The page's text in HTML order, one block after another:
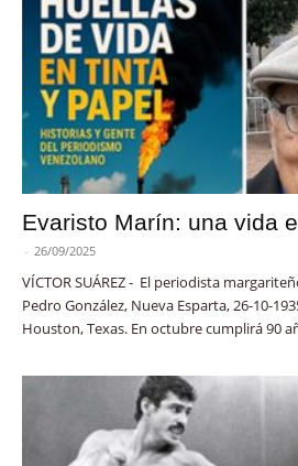
Evaristo Marín: una vida
- 26/09/2025
VÍCTOR SUÁREZ - El periodista
Pedro González, Nueva Esparta, 26-10-
Houston, Texas. En octubre cumplirá 90